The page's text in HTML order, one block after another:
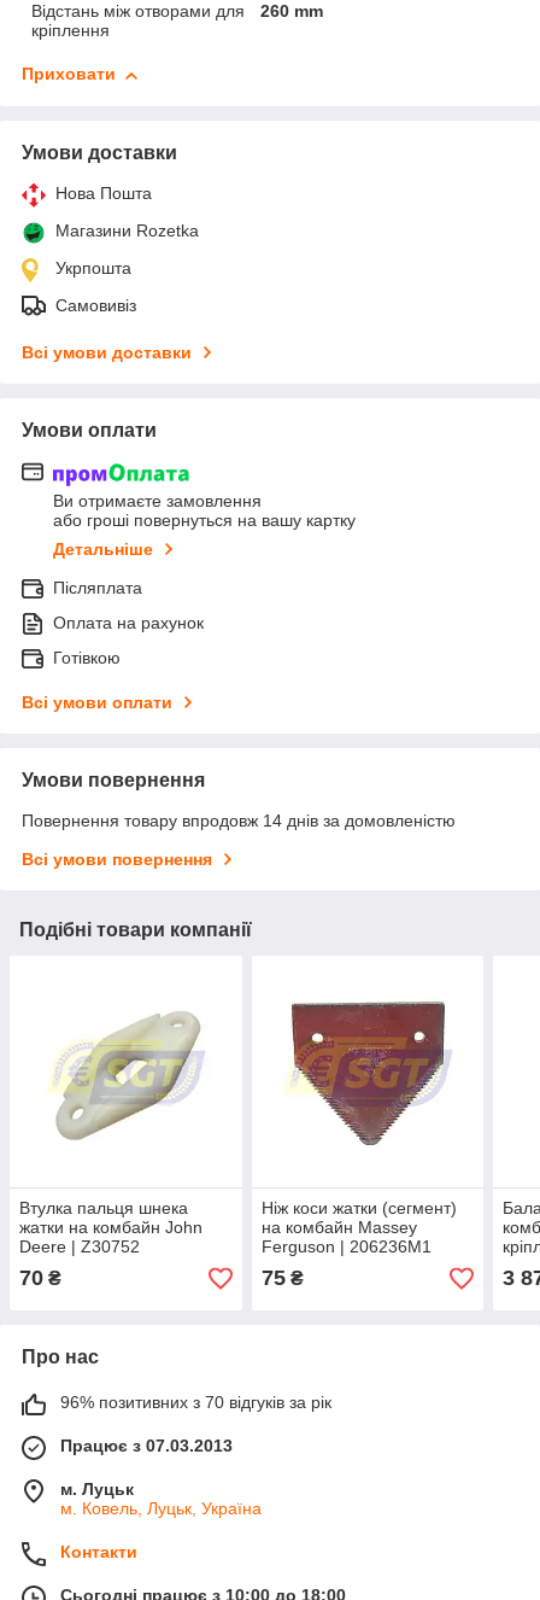
Відстань між отворами для
кріплення
260 mm
Приховати
Умови доставки
Нова Пошта
Магазини Rozetka
Укрпошта
Самовивіз
Всі умови доставки
Умови оплати
Ви отримаєте замовлення
або гроші повернуться на вашу картку
Детальніше
Післяплата
Оплата на рахунок
Готівкою
Всі умови оплати
Умови повернення
Повернення товару впродовж 14 днів за домовленістю
Всі умови повернення
Подібні товари компанії
Втулка пальця шнека
жатки на комбайн John
Deere | Z30752
70 ₴
Ніж коси жатки (сегмент)
на комбайн Massey
Ferguson | 206236M1
75₴ 3
Про нас
96% позитивних з 70 відгуків за рік
Працює з 07.03.2013
м. Луцьк
м. Ковель, Луцьк, Україна
Контакти
Сьогодні працює з 10:00 до 18:00